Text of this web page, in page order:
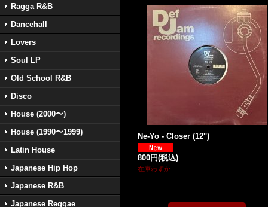
Ragga R&B
Dancehall
Lovers
Soul LP
Old School R&B
Disco
House (2000〜)
House (1990〜1999)
Latin House
Japanese Hip Hop
Japanese R&B
Japanese Reggae
Ne-Yo - Closer (12'')
800円(税込)
在庫わずか